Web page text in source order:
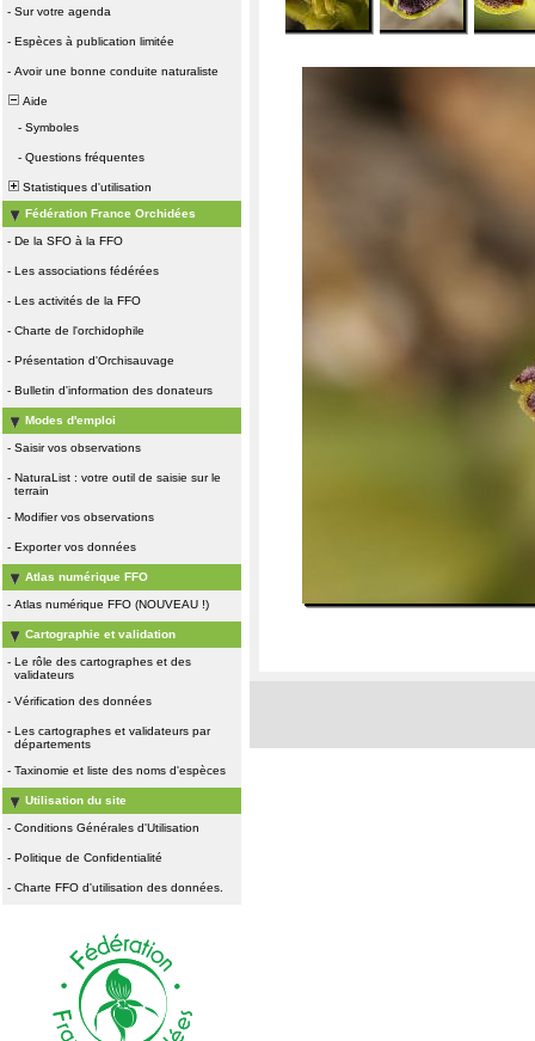
- Sur votre agenda
- Espèces à publication limitée
- Avoir une bonne conduite naturaliste
Aide
- Symboles
- Questions fréquentes
Statistiques d'utilisation
Fédération France Orchidées
- De la SFO à la FFO
- Les associations fédérées
- Les activités de la FFO
- Charte de l'orchidophile
- Présentation d'Orchisauvage
- Bulletin d'information des donateurs
Modes d'emploi
- Saisir vos observations
- NaturaList : votre outil de saisie sur le
terrain
- Modifier vos observations
- Exporter vos données
Atlas numérique FFO
- Atlas numérique FFO (NOUVEAU !)
Cartographie et validation
- Le rôle des cartographes et des
validateurs
- Vérification des données
- Les cartographes et validateurs par
départements
- Taxinomie et liste des noms d'espèces
Utilisation du site
- Conditions Générales d'Utilisation
- Politique de Confidentialité
- Charte FFO d'utilisation des données.